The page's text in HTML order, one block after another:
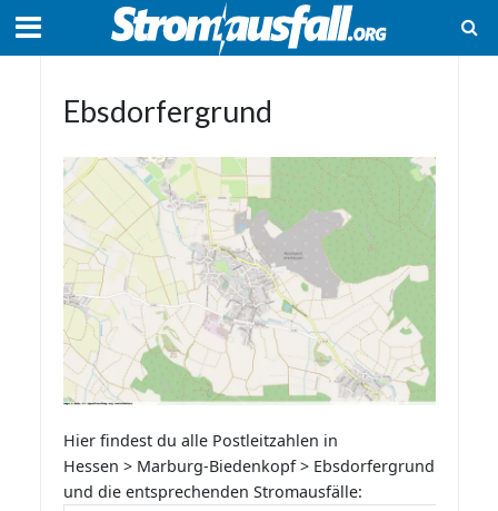
Ebsdorfergrund
Hier findest du alle Postleitzahlen in
Hessen > Marburg-Biedenkopf > Ebsdorfergrund
und die entsprechenden Stromausfälle: